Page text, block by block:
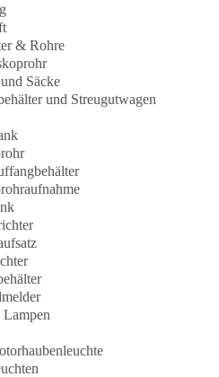
& Rohre
Säcke
und Streugutwagen